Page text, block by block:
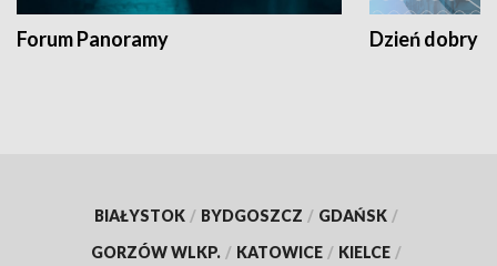
Forum Panoramy Dzień dobry
BIAŁYSTOK / BYDGOSZCZ / GDAŃSK /
GORZÓW WLKP. / KATOWICE / KIELCE /